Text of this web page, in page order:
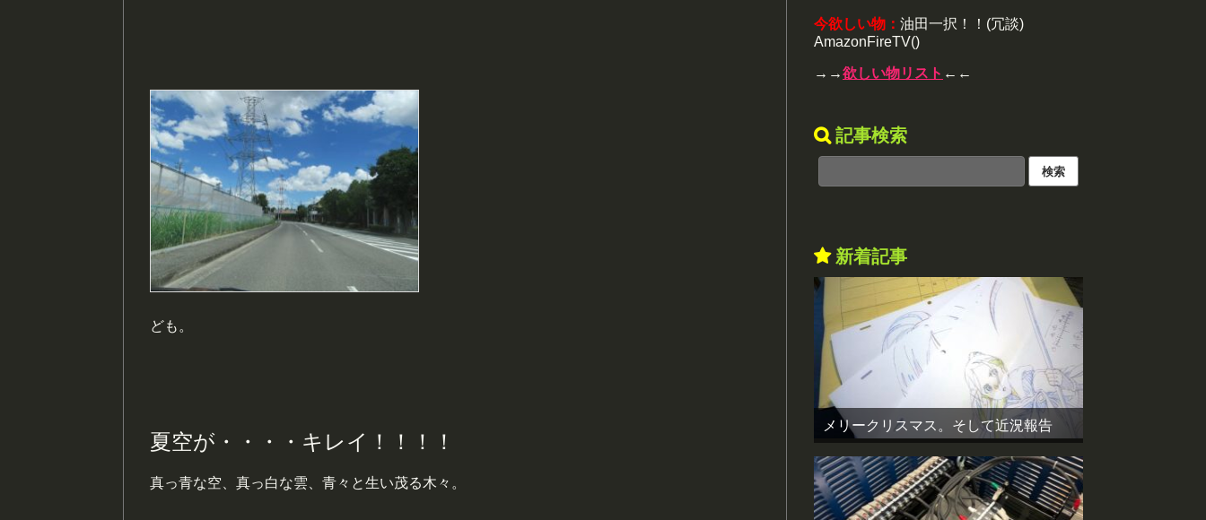
ども。
夏空が・・・・キレイ！！！！
真っ青な空、真っ白な雲、青々と生い茂る木々。
今欲しい物： 油田一択！！(冗談)
AmazonFireTV()
→→欲しい物リスト ←←
記事検索
新着記事
メリークリスマス。そして近況報告